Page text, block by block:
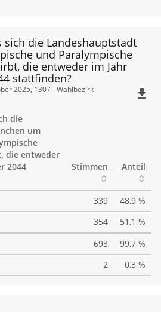
sich die Landeshauptstadt
und Paralympische
die entweder im Jahr
stattfinden?
2025, 1307 - Wahlbezirk
file_download
die
um
die entweder
2044
Stimmen Anteil
339
48,9 %
354
51,1 %
693
99,7 %
2 0,3 %